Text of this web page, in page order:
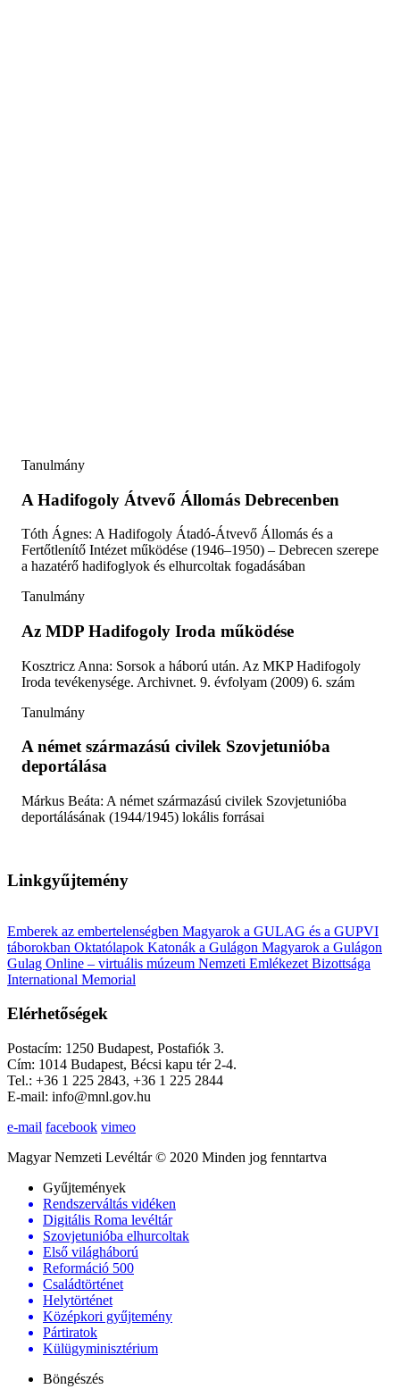
Tanulmány
A Hadifogoly Átvevő Állomás Debrecenben
Tóth Ágnes: A Hadifogoly Átadó-Átvevő Állomás és a
Fertőtlenítő Intézet működése (1946–1950) – Debrecen szerepe
a hazatérő hadifoglyok és elhurcoltak fogadásában
Tanulmány
Az MDP Hadifogoly Iroda működése
Kosztricz Anna: Sorsok a háború után. Az MKP Hadifogoly
Iroda tevékenysége. Archivnet. 9. évfolyam (2009) 6. szám
Tanulmány
A német származású civilek Szovjetunióba
deportálása
Márkus Beáta: A német származású civilek Szovjetunióba
deportálásának (1944/1945) lokális forrásai
Linkgyűjtemény
Emberek az embertelenségben Magyarok a GULAG és a GUPVI
táborokban Oktatólapok Katonák a Gulágon Magyarok a Gulágon
Gulag Online – virtuális múzeum Nemzeti Emlékezet Bizottsága
International Memorial
Elérhetőségek
Postacím: 1250 Budapest, Postafiók 3.
Cím: 1014 Budapest, Bécsi kapu tér 2-4.
Tel.: +36 1 225 2843, +36 1 225 2844
E-mail: info@mnl.gov.hu
e-mail facebook vimeo
Magyar Nemzeti Levéltár © 2020 Minden jog fenntartva
Gyűjtemények
Rendszerváltás vidéken
Digitális Roma levéltár
Szovjetunióba elhurcoltak
Első világháború
Reformáció 500
Családtörténet
Helytörténet
Középkori gyűjtemény
Pártiratok
Külügyminisztérium
Böngészés